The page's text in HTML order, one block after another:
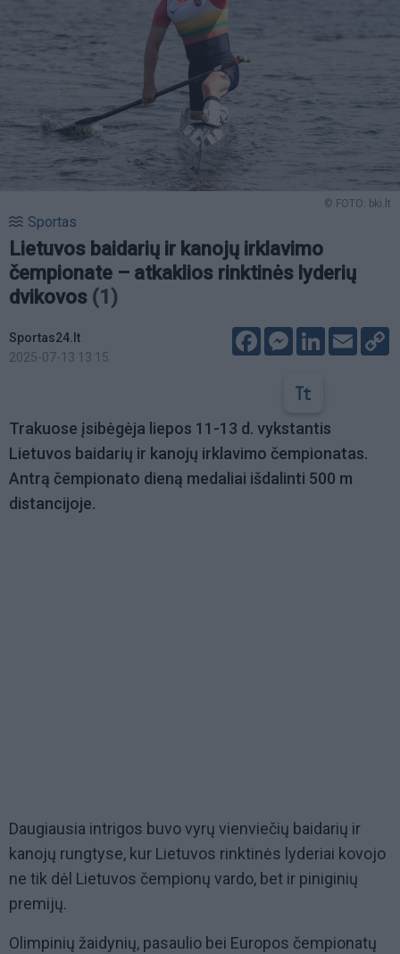
© FOTO: bki.lt
Sportas
Lietuvos baidarių ir kanojų irklavimo
čempionate – atkaklios rinktinės lyderių
dvikovos (1)
Sportas24.lt
2025-07-13 13:15
FacebookMessenger
LinkedIn
Email
Trakuose įsibėgėja liepos 11-13 d. vykstantis
Lietuvos baidarių ir kanojų irklavimo čempionatas.
Antrą čempionato dieną medaliai išdalinti 500 m
distancijoje.
Daugiausia intrigos buvo vyrų vienviečių baidarių ir
kanojų rungtyse, kur Lietuvos rinktinės lyderiai kovojo
ne tik dėl Lietuvos čempionų vardo, bet ir piniginių
premijų.
Olimpinių žaidynių, pasaulio bei Europos čempionatų